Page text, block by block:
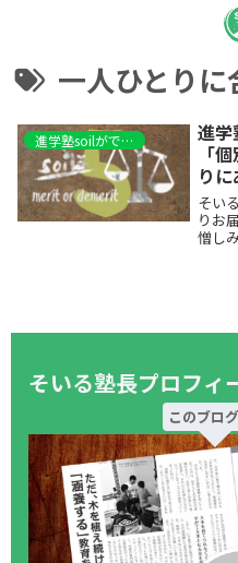
一人ひとり
進学塾soilができるまで
進学
「
りに
そい
りお
憎し
て
そいる塾長プロフィ
このブロ